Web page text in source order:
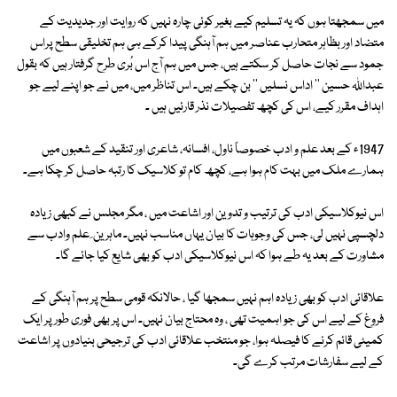
میں سمجھتا ہوں کہ یہ تسلیم کیے بغیر کوئی چارہ نہیں کہ روایت اور جدیدیت کے
متضاد اور بظاہر متحارب عناصر میں ہم آہنگی پیدا کرکے ہی ہم تخلیقی سطح پراس
جمود سے نجات حاصل کر سکتے ہیں، جس میں ہم آج اس بُری طرح گرفتار ہیں کہ بقول
عبداللہ حسین '' اداس نسلیں '' بن چکے ہیں۔ اس تناظر میں، میں نے جو اپنے لیے جو
اہداف مقرر کیے، اس کی کچھ تفصیلات نذر قارئیں ہیں ۔
1947ء کے بعد علم و ادب خصوصاً ناول، افسانہ، شاعری اور تنقید کے شعبوں میں
ہمارے ملک میں بہت کام ہوا ہے، کچھ کام تو کلاسیک کا رتبہ حاصل کر چکا ہے۔
اس نیوکلاسیکی ادب کی ترتیب و تدوین اور اشاعت میں ، مگر مجلس نے کبھی زیادہ
دلچسپی نہیں لی، جس کی وجوہات کا بیان یہاں مناسب نہیں۔ ماہرین ِ علم وادب سے
مشاورت کے بعد یہ طے ہوا کہ اس نیوکلاسیکی ادب کو بھی شایع کیا جائے گا۔
علاقائی ادب کو بھی زیادہ اہم نہیں سمجھا گیا ، حالانکہ قومی سطح پر ہم آہنگی کے
فروغ کے لیے اس کی جو اہمیت تھی ، وہ محتاج بیان نہیں۔ اس پر بھی فوری طور پر ایک
کمیٹی قائم کرنے کا فیصلہ ہوا، جو منتخب علاقائی ادب کی ترجیحی بنیادوں پر اشاعت
کے لیے سفارشات مرتب کرے گی۔